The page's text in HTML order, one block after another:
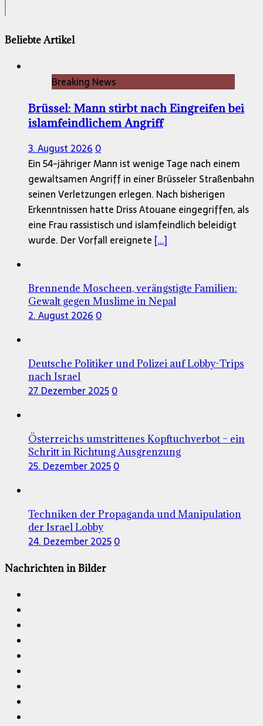
Beliebte Artikel
Breaking News
Brüssel: Mann stirbt nach Eingreifen bei
islamfeindlichem Angriff
3. August 20260
Ein 54-jähriger Mann ist wenige Tage nach einem
gewaltsamen Angriff in einer Brüsseler Straßenbahn
seinen Verletzungen erlegen. Nach bisherigen
Erkenntnissen hatte Driss Atouane eingegriffen, als
eine Frau rassistisch und islamfeindlich beleidigt
wurde. Der Vorfall ereignete [...]
Brennende Moscheen, verängstigte Familien:
Gewalt gegen Muslime in Nepal
2. August 20260
Deutsche Politiker und Polizei auf Lobby-Trips
nach Israel
27. Dezember 20250
Österreichs umstrittenes Kopftuchverbot – ein
Schritt in Richtung Ausgrenzung
25. Dezember 20250
Techniken der Propaganda und Manipulation
der Israel Lobby
24. Dezember 20250
Nachrichten in Bilder